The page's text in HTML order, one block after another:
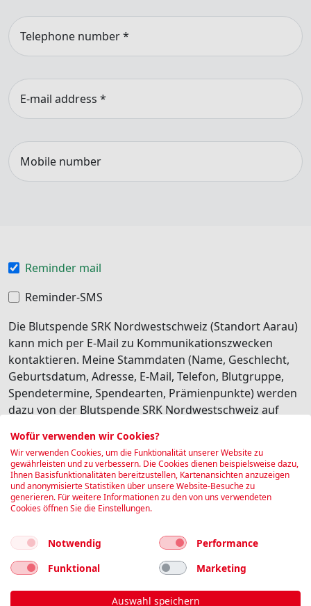
Telephone number*
E-mail address *
Mobile number
Reminder mail
Reminder-SMS
Die Blutspende SRK Nordwestschweiz (Standort Aarau)
kann mich per E-Mail zu Kommunikationszwecken
kontaktieren. Meine Stammdaten (Name, Geschlecht,
Geburtsdatum, Adresse, E-Mail, Telefon, Blutgruppe,
Spendetermine, Spendearten, Prämienpunkte) werden
dazu von der Blutspende SRK Nordwestschweiz auf
Besonders schützenswerte Personendaten (z.B.
Gesundheitsdaten) werden dabei nicht transferiert. Ich
habe jederzeit die Möglichkeit, diese personalisierte
Kommunikation wieder abzubestellen.
Book
Wofür verwenden wir Cookies?
Wir verwenden Cookies, um die Funktionalität unserer Website zu
gewährleisten und zu verbessern. Die Cookies dienen beispielsweise dazu,
Ihnen Basisfunktionalitäten bereitzustellen, Kartenansichten anzuzeigen
und anonymisierte Statistiken über unsere Website-Besuche zu
generieren. Für weitere Informationen zu den von uns verwendeten
Cookies öffnen Sie die Einstellungen.
Notwendig
Performance
Funktional
Marketing
Auswahl speichern